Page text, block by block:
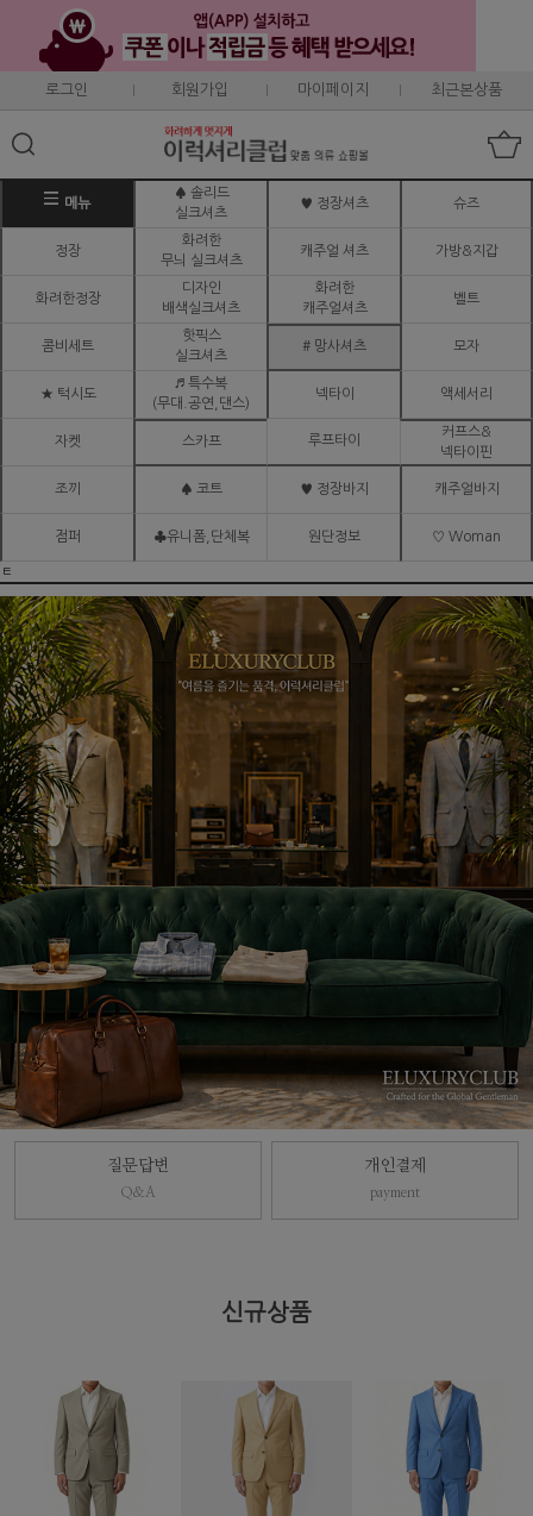
로그인 회원가입 마이페이지 최근본상품
메뉴
♠ 솔리드
실크셔츠
♥ 정장셔츠 슈즈
정장
화려한
무늬 실크셔츠
캐주얼 셔츠 가방&지갑
화려한정장
디자인
배색실크셔츠
화려한
캐주얼셔츠
벨트
콤비세트
핫픽스
실크셔츠
# 망사셔츠 모자
★ 턱시도
♬ 특수복
(무대.공연,댄스)
넥타이 액세서리
자켓 스카프 루프타이
커프스&
넥타이핀
조끼 ♠ 코트 ♥ 정장바지 캐주얼바지
점퍼 ♣유니폼,단체복 원단정보 ♡ Woman
ㅌ
질문답변
Q&A
개인결제
payment
신규상품